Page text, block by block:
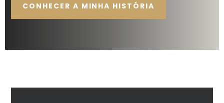
CONHECER A MINHA HISTÓRIA